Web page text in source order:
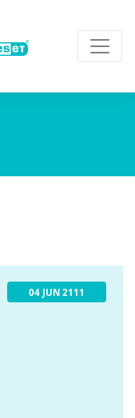
04 JUN 2111